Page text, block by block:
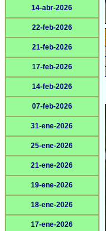
14-abr-2026
22-feb-2026
21-feb-2026
17-feb-2026
14-feb-2026
07-feb-2026
31-ene-2026
25-ene-2026
21-ene-2026
19-ene-2026
18-ene-2026
17-ene-2026